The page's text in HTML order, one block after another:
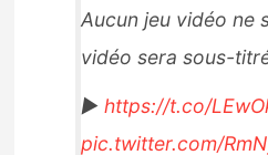
Aucun jeu vidéo ne
vidéo sera sous-
►https://t.co/
pic.twitter.com/